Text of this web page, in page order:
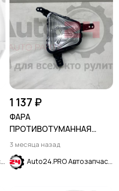
Auto24.PRO Автозапчасти
1 137 ₽
ФАРА
ПРОТИВОТУМАННАЯ
ПРАВАЯ KIA RIO IV 2020-
2024
3 месяца назад
Auto24.PRO Автозапчасти